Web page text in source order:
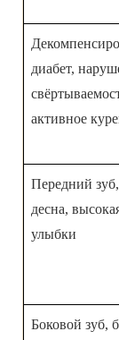
диабет,
активное
Передний
десна,
улыбки
Боковой зуб,